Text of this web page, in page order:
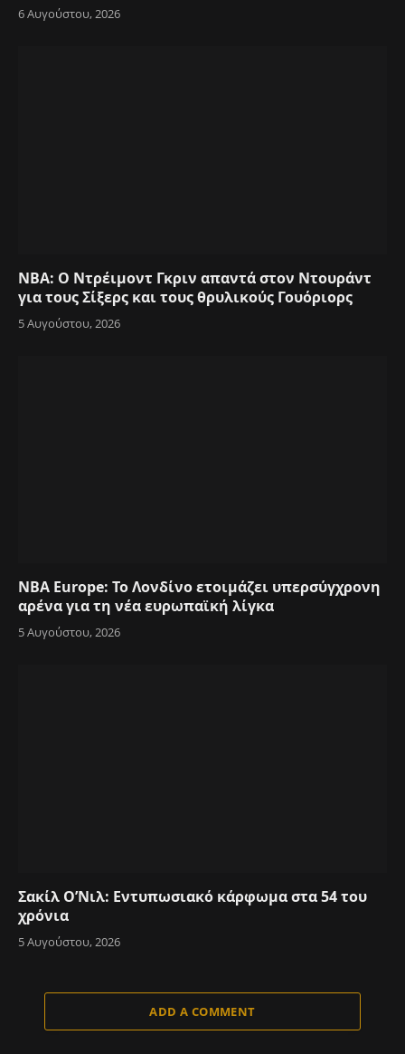
6 Αυγούστου, 2026
NBA: Ο Ντρέιμοντ Γκριν απαντά στον Ντουράντ
για τους Σίξερς και τους θρυλικούς Γουόριορς
5 Αυγούστου, 2026
NBA Europe: Το Λονδίνο ετοιμάζει υπερσύγχρονη
αρένα για τη νέα ευρωπαϊκή λίγκα
5 Αυγούστου, 2026
Σακίλ Ο’Νιλ: Εντυπωσιακό κάρφωμα στα 54 του
χρόνια
5 Αυγούστου, 2026
ADD A COMMENT